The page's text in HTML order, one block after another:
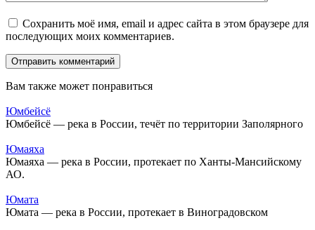
Сохранить моё имя, email и адрес сайта в этом браузере для
последующих моих комментариев.
Вам также может понравиться
Юмбейсё
Юмбейсё — река в России, течёт по территории Заполярного
Юмаяха
Юмаяха — река в России, протекает по Ханты-Мансийскому
АО.
Юмата
Юмата — река в России, протекает в Виноградовском